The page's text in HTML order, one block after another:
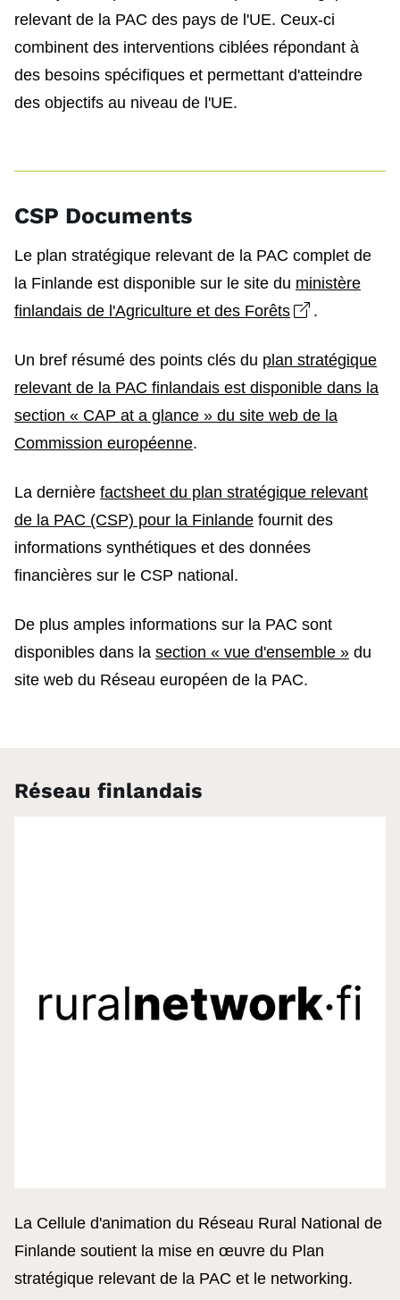
relevant de la PAC des pays de l'UE. Ceux-ci
combinent des interventions ciblées répondant à
des besoins spécifiques et permettant d'atteindre
des objectifs au niveau de l'UE.
CSP Documents
Le plan stratégique relevant de la PAC complet de
la Finlande est disponible sur le site du ministère
finlandais de l'Agriculture et des Forêts
Open link in
.
Un bref résumé des points clés du plan stratégique
relevant de la PAC finlandais est disponible dans la
section « CAP at a glance » du site web de la
Commission européenne.
La dernière factsheet du plan stratégique relevant
de la PAC (CSP) pour la Finlande fournit des
informations synthétiques et des données
financières sur le CSP national.
De plus amples informations sur la PAC sont
disponibles dans la section « vue d'ensemble » du
site web du Réseau européen de la PAC.
Réseau finlandais
La Cellule d'animation du Réseau Rural National de
Finlande soutient la mise en œuvre du Plan
stratégique relevant de la PAC et le networking.